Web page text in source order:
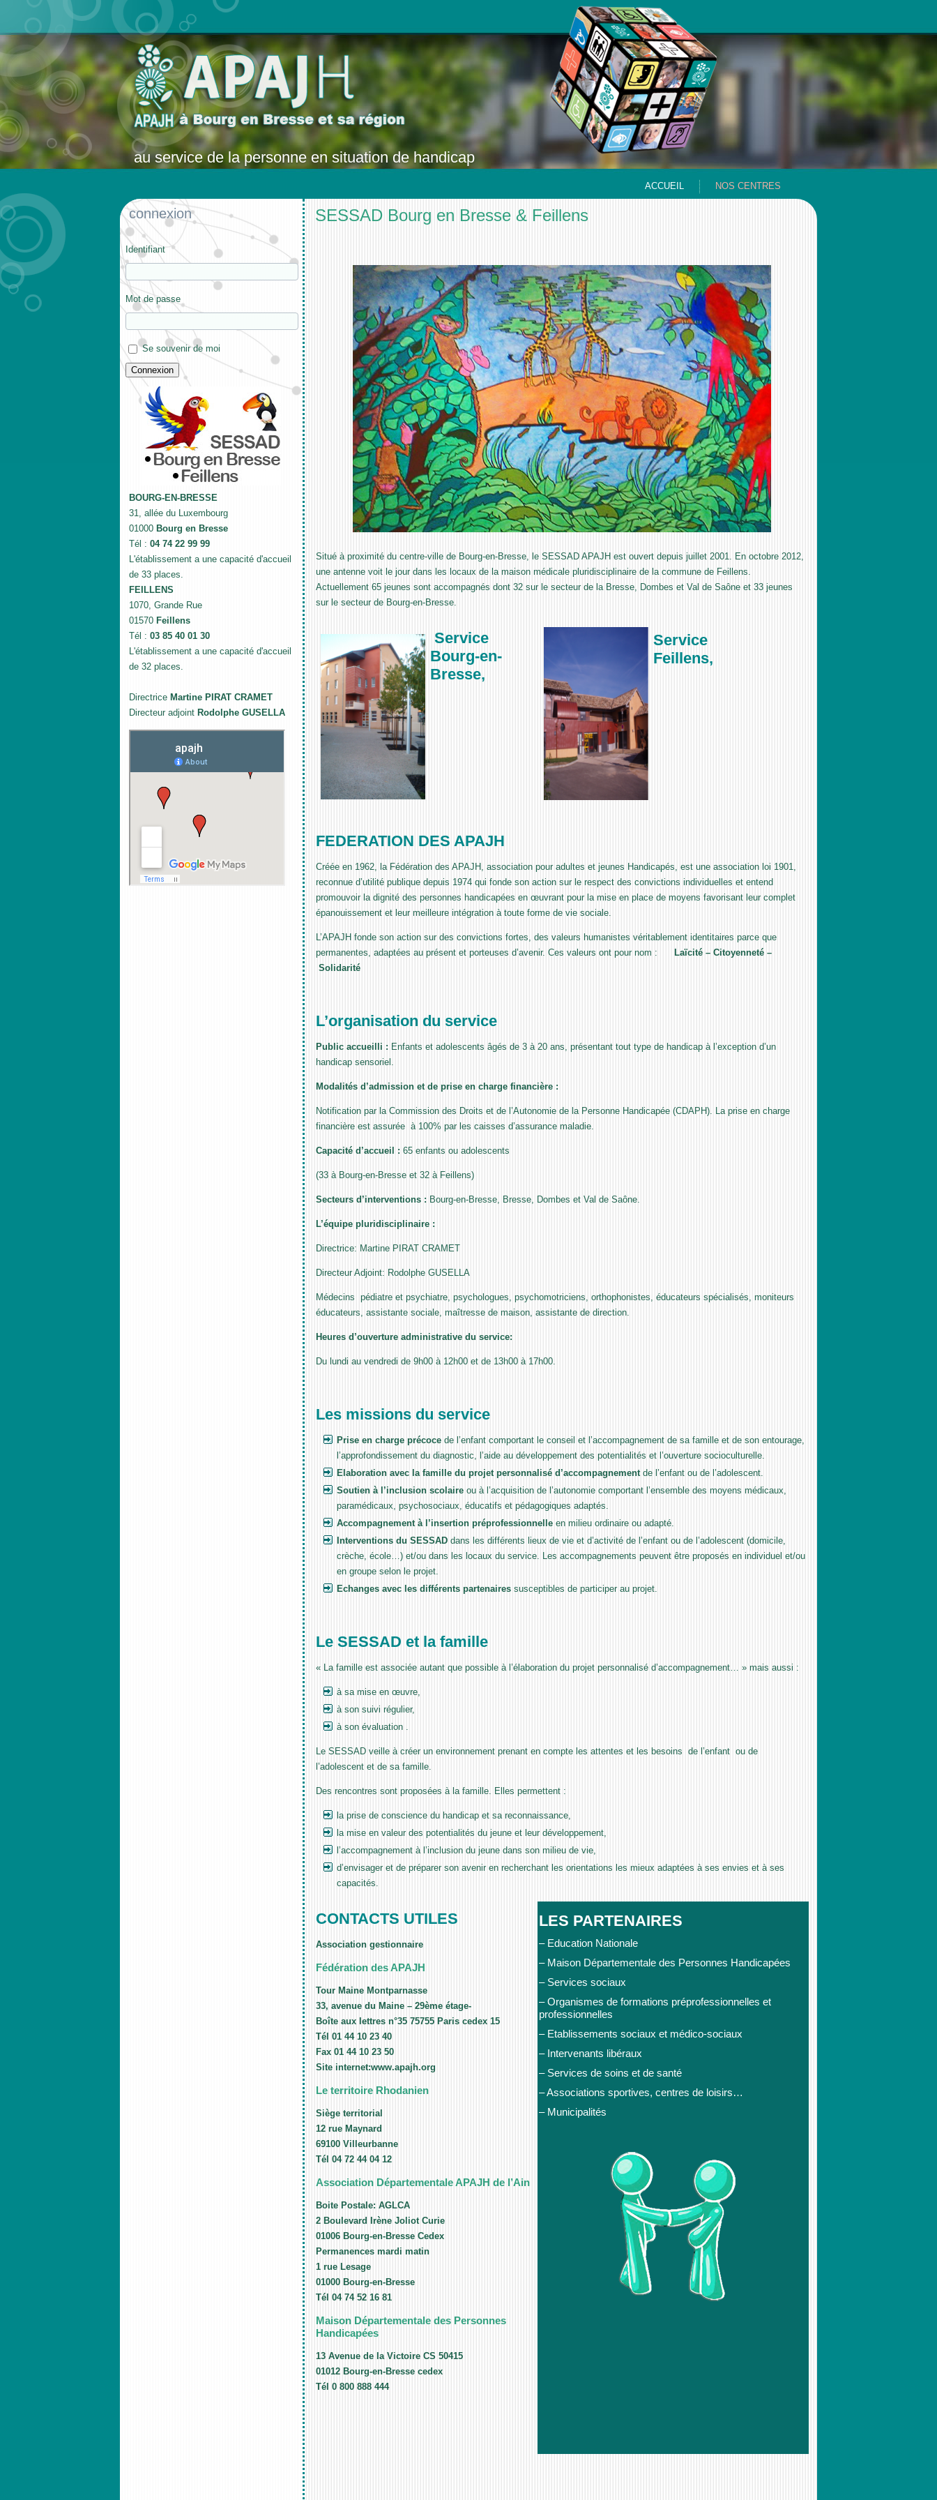
au service de la personne en situation de handicap
ACCUEIL NOS CENTRES
connexion
Identifiant
Mot de passe
Se souvenir de moi
BOURG-EN-BRESSE
31, allée du Luxembourg
01000 Bourg en Bresse
Tél : 04 74 22 99 99
L'établissement a une capacité d'accueil
de 33 places.
FEILLENS
1070, Grande Rue
01570 Feillens
Tél : 03 85 40 01 30
L'établissement a une capacité d'accueil
de 32 places.
Directrice Martine PIRAT CRAMET
Directeur adjoint Rodolphe GUSELLA
SESSAD Bourg en Bresse & Feillens
Situé à proximité du centre-ville de Bourg-en-Bresse, le SESSAD APAJH est ouvert depuis juillet 2001. En octobre 2012,
une antenne voit le jour dans les locaux de la maison médicale pluridisciplinaire de la commune de Feillens.
Actuellement 65 jeunes sont accompagnés dont 32 sur le secteur de la Bresse, Dombes et Val de Saône et 33 jeunes
sur le secteur de Bourg-en-Bresse.
Service
Bourg-en-
Bresse,
Service
Feillens,
FEDERATION DES APAJH
Créée en 1962, la Fédération des APAJH, association pour adultes et jeunes Handicapés, est une association loi 1901,
reconnue d’utilité publique depuis 1974 qui fonde son action sur le respect des convictions individuelles et entend
promouvoir la dignité des personnes handicapées en œuvrant pour la mise en place de moyens favorisant leur complet
épanouissement et leur meilleure intégration à toute forme de vie sociale.
L’APAJH fonde son action sur des convictions fortes, des valeurs humanistes véritablement identitaires parce que
permanentes, adaptées au présent et porteuses d’avenir. Ces valeurs ont pour nom :
Laïcité – Citoyenneté –
Solidarité
L’organisation du service
Public accueilli : Enfants et adolescents âgés de 3 à 20 ans, présentant tout type de handicap à l’exception d’un
handicap sensoriel.
Modalités d’admission et de prise en charge financière :
Notification par la Commission des Droits et de l’Autonomie de la Personne Handicapée (CDAPH). La prise en charge
financière est assurée à 100% par les caisses d’assurance maladie.
Capacité d’accueil : 65 enfants ou adolescents
(33 à Bourg-en-Bresse et 32 à Feillens)
Secteurs d’interventions : Bourg-en-Bresse, Bresse, Dombes et Val de Saône.
L’équipe pluridisciplinaire :
Directrice: Martine PIRAT CRAMET
Directeur Adjoint: Rodolphe GUSELLA
Médecins pédiatre et psychiatre, psychologues, psychomotriciens, orthophonistes, éducateurs spécialisés, moniteurs
éducateurs, assistante sociale, maîtresse de maison, assistante de direction.
Heures d’ouverture administrative du service:
Du lundi au vendredi de 9h00 à 12h00 et de 13h00 à 17h00.
Les missions du service
Prise en charge précoce de l’enfant comportant le conseil et l’accompagnement de sa famille et de son entourage,
l’approfondissement du diagnostic, l’aide au développement des potentialités et l’ouverture socioculturelle.
Elaboration avec la famille du projet personnalisé d’accompagnement de l’enfant ou de l’adolescent.
Soutien à l’inclusion scolaire ou à l’acquisition de l’autonomie comportant l’ensemble des moyens médicaux,
paramédicaux, psychosociaux, éducatifs et pédagogiques adaptés.
Accompagnement à l’insertion préprofessionnelle en milieu ordinaire ou adapté.
Interventions du SESSAD dans les différents lieux de vie et d’activité de l’enfant ou de l’adolescent (domicile,
crèche, école…) et/ou dans les locaux du service. Les accompagnements peuvent être proposés en individuel et/ou
en groupe selon le projet.
Echanges avec les différents partenaires susceptibles de participer au projet.
Le SESSAD et la famille
« La famille est associée autant que possible à l’élaboration du projet personnalisé d’accompagnement… » mais aussi :
à sa mise en œuvre,
à son suivi régulier,
à son évaluation .
Le SESSAD veille à créer un environnement prenant en compte les attentes et les besoins de l’enfant ou de
l’adolescent et de sa famille.
Des rencontres sont proposées à la famille. Elles permettent :
la prise de conscience du handicap et sa reconnaissance,
la mise en valeur des potentialités du jeune et leur développement,
l’accompagnement à l’inclusion du jeune dans son milieu de vie,
d’envisager et de préparer son avenir en recherchant les orientations les mieux adaptées à ses envies et à ses
capacités.
CONTACTS UTILES
Association gestionnaire
Fédération des APAJH
Tour Maine Montparnasse
33, avenue du Maine – 29ème étage-
Boîte aux lettres n°35 75755 Paris cedex 15
Tél 01 44 10 23 40
Fax 01 44 10 23 50
Site internet:www.apajh.org
Le territoire Rhodanien
Siège territorial
12 rue Maynard
69100 Villeurbanne
Tél 04 72 44 04 12
Association Départementale APAJH de l’Ain
Boite Postale: AGLCA
2 Boulevard Irène Joliot Curie
01006 Bourg-en-Bresse Cedex
Permanences mardi matin
1 rue Lesage
01000 Bourg-en-Bresse
Tél 04 74 52 16 81
Maison Départementale des Personnes
Handicapées
13 Avenue de la Victoire CS 50415
01012 Bourg-en-Bresse cedex
Tél 0 800 888 444
LES PARTENAIRES
– Education Nationale
– Maison Départementale des Personnes Handicapées
– Services sociaux
– Organismes de formations préprofessionnelles et
professionnelles
– Etablissements sociaux et médico-sociaux
– Intervenants libéraux
– Services de soins et de santé
– Associations sportives, centres de loisirs…
– Municipalités